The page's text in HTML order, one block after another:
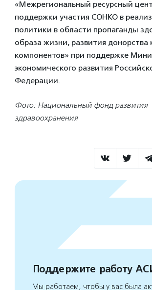
«Межрегиональный ресурсный
поддержки участия СОНКО в
политики в области пропаганды
образа жизни, развития донорства
компонентов» при поддержке
экономического развития
Федерации.
Фото: Национальный фонд развития
здравоохранения
Поддержите работу
Мы работаем, чтобы у вас была